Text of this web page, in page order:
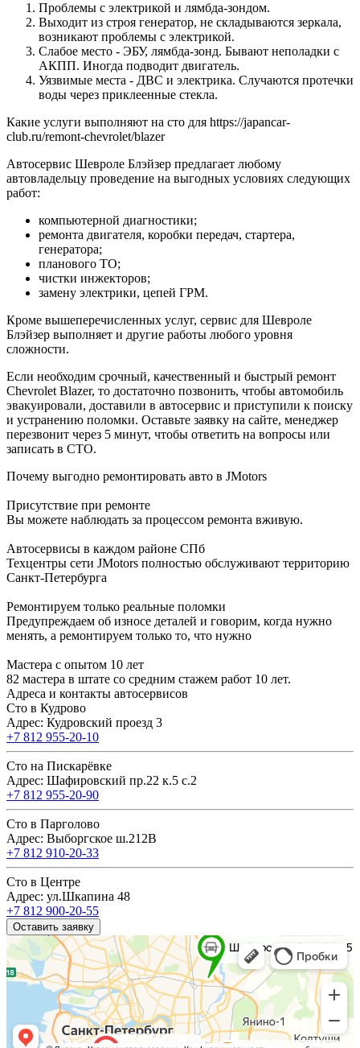
Проблемы с электрикой и лямбда-зондом.
Выходит из строя генератор, не складываются зеркала,
возникают проблемы с электрикой.
Слабое место - ЭБУ, лямбда-зонд. Бывают неполадки с
АКПП. Иногда подводит двигатель.
Уязвимые места - ДВС и электрика. Случаются протечки
воды через приклеенные стекла.
Какие услуги выполняют на сто для https://japancar-
club.ru/remont-chevrolet/blazer
Автосервис Шевроле Блэйзер предлагает любому
автовладельцу проведение на выгодных условиях следующих
работ:
компьютерной диагностики;
ремонта двигателя, коробки передач, стартера,
генератора;
планового ТО;
чистки инжекторов;
замену электрики, цепей ГРМ.
Кроме вышеперечисленных услуг, сервис для Шевроле
Блэйзер выполняет и другие работы любого уровня
сложности.
Если необходим срочный, качественный и быстрый ремонт
Chevrolet Blazer, то достаточно позвонить, чтобы автомобиль
эвакуировали, доставили в автосервис и приступили к поиску
и устранению поломки. Оставьте заявку на сайте, менеджер
перезвонит через 5 минут, чтобы ответить на вопросы или
записать в СТО.
Почему выгодно ремонтировать авто в JMotors
Присутствие при ремонте
Вы можете наблюдать за процессом ремонта вживую.
Автосервисы в каждом районе СПб
Техцентры сети JMotors полностью обслуживают территорию
Санкт-Петербурга
Ремонтируем только реальные поломки
Предупреждаем об износе деталей и говорим, когда нужно
менять, а ремонтируем только то, что нужно
Мастера с опытом 10 лет
82 мастера в штате со средним стажем работ 10 лет.
Адреса и контакты автосервисов
Сто в Кудрово
Адрес: Кудровский проезд 3
+7 812 955-20-10
Сто на Пискарёвке
Адрес: Шафировский пр.22 к.5 с.2
+7 812 955-20-90
Сто в Парголово
Адрес: Выборгское ш.212В
+7 812 910-20-33
Сто в Центре
Адрес: ул.Шкапина 48
+7 812 900-20-55
Оставить заявку